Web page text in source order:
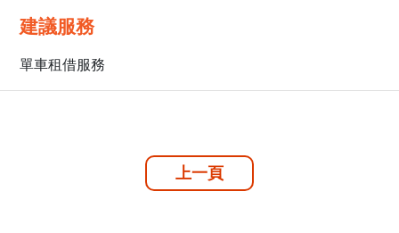
建議服務
單車租借服務
上一頁